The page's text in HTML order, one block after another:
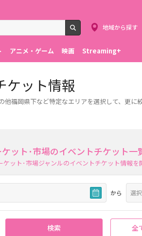
検索
地域から探す
アニメ・ゲーム 映画 Streaming+
ケット情報
他福岡県下など特定なエリアを選択して、更に
ット･市場のイベントチケット一
ット･市場ジャンルのイベントチケット情報
から
検索 全